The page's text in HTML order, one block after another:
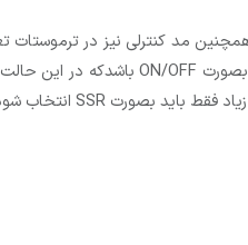
مد کنترلی نیز در